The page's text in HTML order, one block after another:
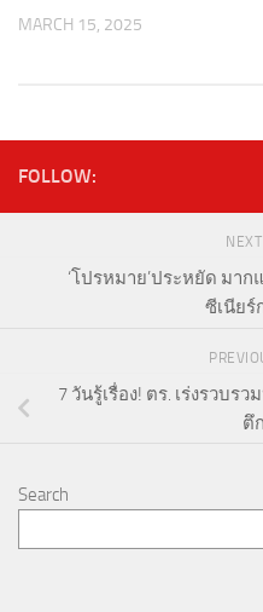
MARCH 15, 2025
FOLLOW:
‘โปรหมาย’ประหยัด มา
ซีเนียร์
7 วันรู้เรื่อง! ตร. เร่งรวบ
ตึ
Search